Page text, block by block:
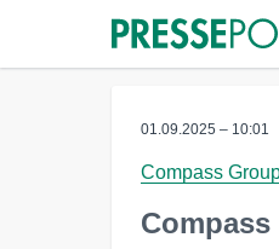
01.09.2025 – 10:01
Compass